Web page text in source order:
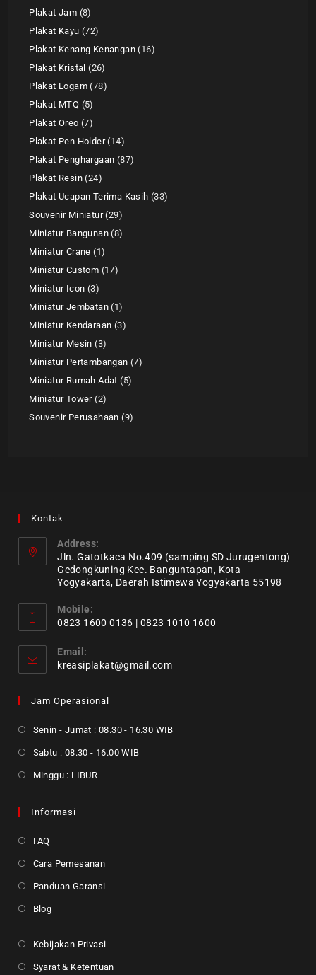
Plakat Jam 8
Plakat Kayu 72
Plakat Kenang Kenangan 16
Plakat Kristal
26
Plakat Logam 78
Plakat MTQ 5
Plakat Oreo 7
Plakat Pen Holder 14
Plakat Penghargaan 87
Plakat Resin 24
Plakat Ucapan Terima Kasih 33
Souvenir Miniatur 29
Miniatur Bangunan 8
Miniatur Crane
1
Miniatur Custom 17
Miniatur Icon 3
Miniatur Jembatan 1
Miniatur Kendaraan 3
Miniatur Mesin 3
Miniatur Pertambangan 7
Miniatur Rumah Adat
5
Miniatur Tower 2
Souvenir Perusahaan 9
Kontak
Address:
Jln. Gatotkaca No.409 (samping SD Jurugentong)
Gedongkuning Kec. Banguntapan, Kota
Yogyakarta, Daerah Istimewa Yogyakarta 55198
Mobile:
0823 1600 0136 | 0823 1010 1600
Email:
kreasiplakat@gmail.com
Jam Operasional
Senin - Jumat : 08.30 - 16.30 WIB
Sabtu : 08.30 - 16.00 WIB
Minggu : LIBUR
Informasi
FAQ
Cara Pemesanan
Panduan Garansi
Blog
Kebijakan Privasi
Syarat & Ketentuan